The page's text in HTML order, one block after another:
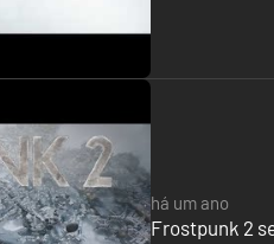
há um ano
Frostpunk 2